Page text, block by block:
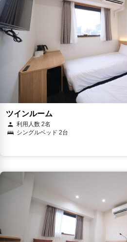
ツインルーム
利用人数 2名
シングルベッド 2台